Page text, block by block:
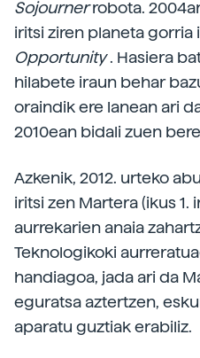
Sojournerrobota.
iritsi ziren planeta gorria
Opportunity. Hasiera
hilabete iraun behar
oraindik ere lanean ari
2010ean bidali zuen
Azkenik, 2012. urteko
iritsi zen Martera (ikus 1.
aurrekarien anaia
Teknologikoki
handiagoa, jada ari da
eguratsa aztertzen,
aparatu guztiak erabiliz.